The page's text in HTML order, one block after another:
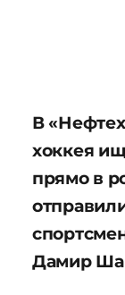
В
хоккея
прямо в
Дамир